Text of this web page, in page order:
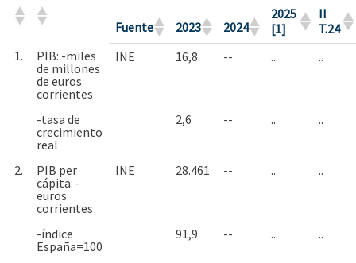
Fuente 2023 2024
2025
[1]
II
T.24
1.
PIB: -miles
de millones
de euros
corrientes
INE 16,8 -- .. ..
-tasa de
crecimiento
real
2,6 -- .. ..
2.
PIB per
cápita: -
euros
corrientes
INE 28.461 -- .. ..
-índice
España=100
91,9 -- .. ..